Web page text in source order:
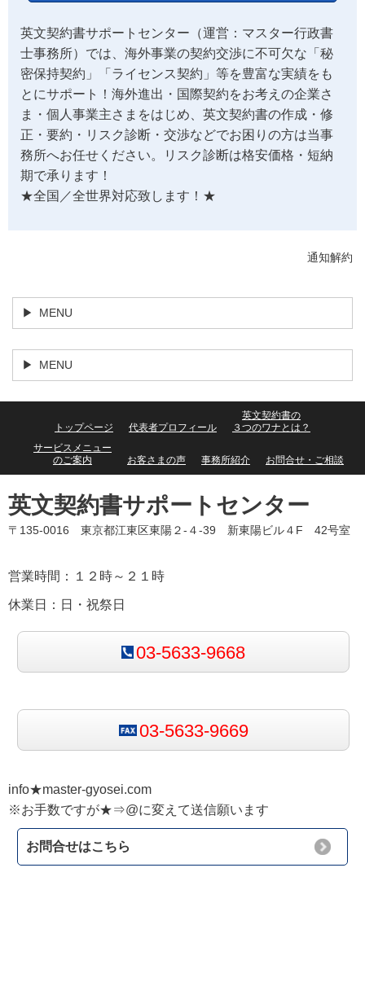
英文契約書サポートセンター（運営：マスター行政書
士事務所）では、海外事業の契約交渉に不可欠な「秘
密保持契約」「ライセンス契約」等を豊富な実績をも
とにサポート！海外進出・国際契約をお考えの企業さ
ま・個人事業主さまをはじめ、英文契約書の作成・修
正・要約・リスク診断・交渉などでお困りの方は当事
務所へお任せください。リスク診断は格安価格・短納
期で承ります！
★全国／全世界対応致します！★
通知解約
MENU
MENU
トップページ 代表者プロフィール
英文契約書の
３つのワナとは？
サービスメニュー
のご案内
お客さまの声 事務所紹介 お問合せ・ご相談
英文契約書サポートセンター
〒135-0016 東京都江東区東陽２-４-39 新東陽ビル４F 42号室
営業時間：１２時～２１時
休業日：日・祝祭日
03-5633-9668
03-5633-9669
info★master-gyosei.com
※お手数ですが★⇒@に変えて送信願います
お問合せはこちら